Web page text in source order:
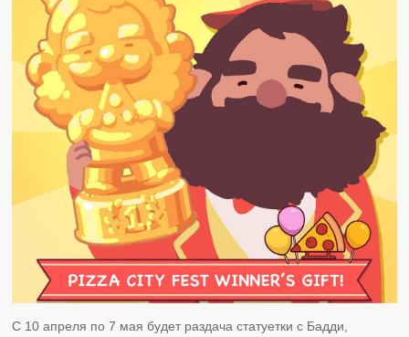
C 10 апреля по 7 мая будет раздача статуетки с Бадди,